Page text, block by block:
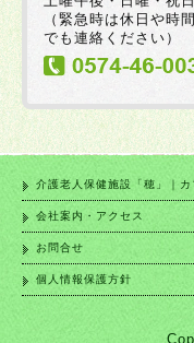
（緊急時は休日や時
でも連絡ください）
介護老人保健施設「穂」｜
会社案内・アクセス
お問合せ
個人情報保護方針